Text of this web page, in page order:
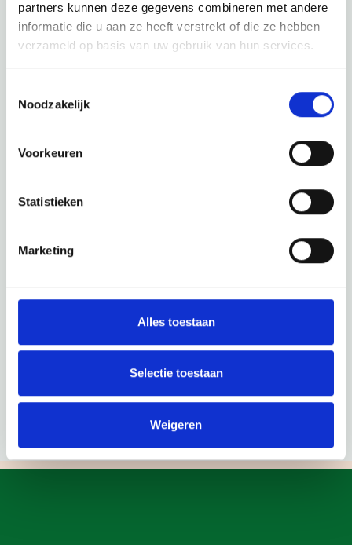
partners kunnen deze gegevens combineren met andere
informatie die u aan ze heeft verstrekt of die ze hebben
verzameld op basis van uw gebruik van hun services.
Noodzakelijk
Voorkeuren
Statistieken
Marketing
Alles toestaan
Selectie toestaan
Weigeren
Entdecke den Rest der Region! Schau dir die anderen
Websites an, um zu sehen, was diese wunderschöne
Umgebung noch zu bieten hat.